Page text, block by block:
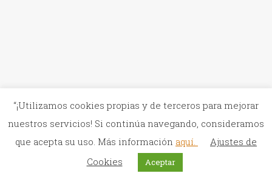
“¡Utilizamos cookies propias y de terceros para mejorar
nuestros servicios! Si continúa navegando, consideramos
que acepta su uso. Más información aquí.
Ajustes de
Cookies
Aceptar